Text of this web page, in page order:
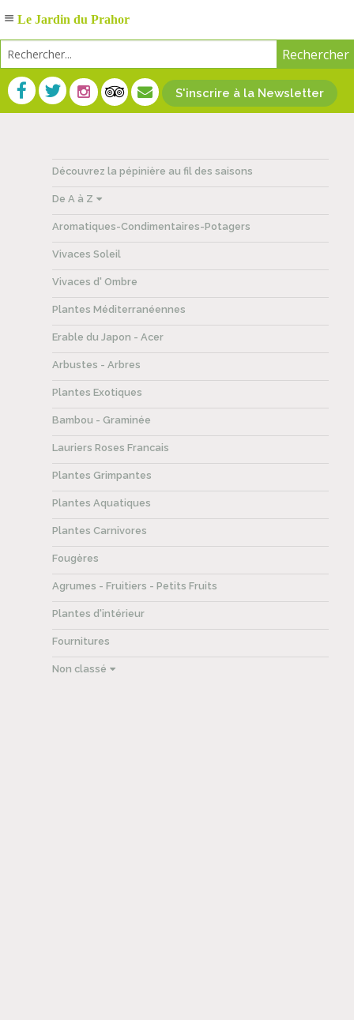
S'inscrire à la Newsletter
Découvrez la pépinière au fil des saisons
De A à Z
Aromatiques-Condimentaires-Potagers
Vivaces Soleil
Vivaces d' Ombre
Plantes Méditerranéennes
Erable du Japon - Acer
Arbustes - Arbres
Plantes Exotiques
Bambou - Graminée
Lauriers Roses Francais
Plantes Grimpantes
Plantes Aquatiques
Plantes Carnivores
Fougères
Agrumes - Fruitiers - Petits Fruits
Plantes d'intérieur
Fournitures
Non classé
Le Jardin du Prahor